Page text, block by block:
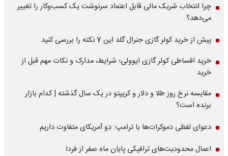
چرا انتخاب شریک مالی قابل اعتماد سرنوشت یک کسب‌وکار را تغییر
می‌دهد؟
پیش از خرید کولر گازی جنرال گلد این 7 نکته را بررسی کنید
خرید اقساطی کولر گازی ایوولی؛ شرایط، مدارک و نکات مهم قبل از
خرید
مقایسه نرخ روز طلا و دلار و کریپتو در یک سال گذشته | کدام بازار
برنده است؟
دعوای لفظی دموکرات‌ها با ترامپ: دو آمریکای متفاوت داریم
اعمال محدودیت‌های ترافیکی پایان ماه صفر از فردا